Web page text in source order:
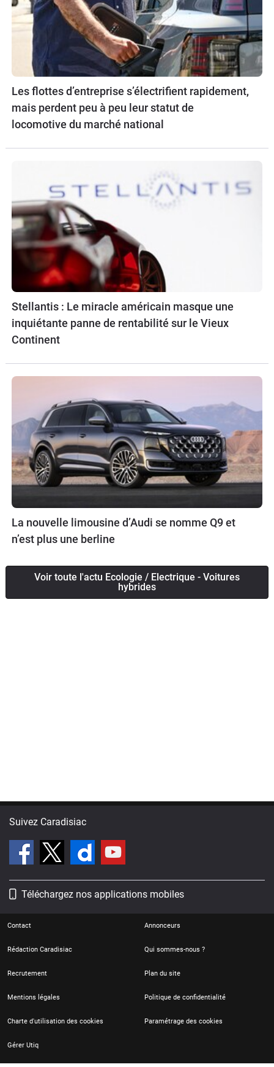
Les flottes d’entreprise s’électrifient rapidement,
mais perdent peu à peu leur statut de
locomotive du marché national
Stellantis : Le miracle américain masque une
inquiétante panne de rentabilité sur le Vieux
Continent
La nouvelle limousine d’Audi se nomme Q9 et
n’est plus une berline
Voir toute l'actu Ecologie / Electrique - Voitures
hybrides
Suivez Caradisiac
Téléchargez nos applications mobiles
Contact Annonceurs
Rédaction Caradisiac Qui sommes-nous ?
Recrutement Plan du site
Mentions légales Politique de confidentialité
Charte d'utilisation des cookies Paramétrage des cookies
Gérer Utiq